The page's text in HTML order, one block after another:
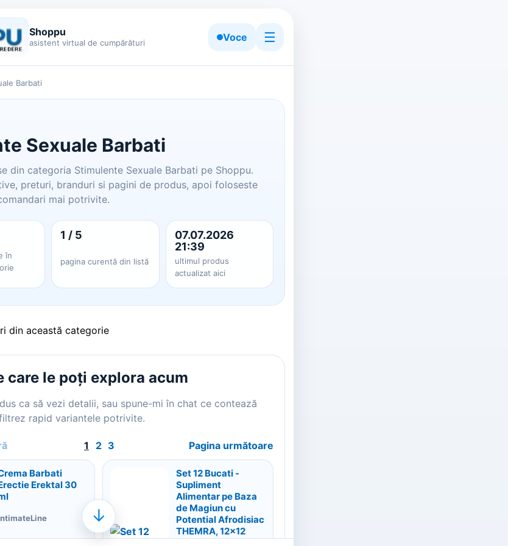
Shoppu
asistent virtual de cumpărături Voce ☰
Barbati
Sexuale Barbati
din categoria Stimulente Sexuale Barbati pe Shoppu.
preturi, branduri si pagini de produs, apoi foloseste
mai potrivite.
în
1 / 5
pagina curentă din listă
07.07.2026
21:39
ultimul produs
actualizat aici
din această categorie
care le poți explora acum
ca să vezi detalii, sau spune-mi în chat ce contează
rapid variantele potrivite.
1 2 3 Pagina următoare
Barbati
Erektal 30
Set 12 Bucati -
Supliment
Alimentar pe Baza
de Magiun cu
Potential Afrodisiac
THEMRA, 12x12
grame
↓